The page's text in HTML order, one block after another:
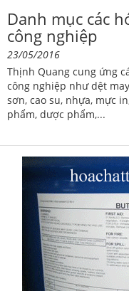
Danh mục các
công nghiệp
23/05/2016
Thịnh Quang cung ứng
công nghiệp như dệt
sơn, cao su, nhựa, mực
phẩm, dược phẩm,...